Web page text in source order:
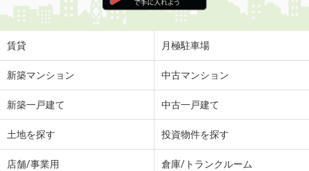
賃貸 月極駐車場
新築マンション 中古マンション
新築一戸建て 中古一戸建て
土地を探す 投資物件を探す
店舗/事業用 倉庫/トランクルーム